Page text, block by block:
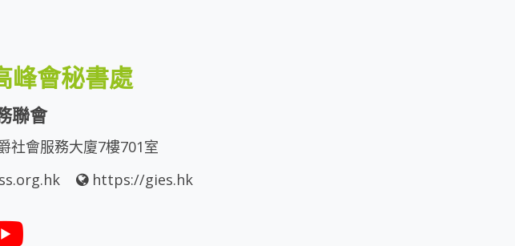
峰會秘書處
聯會
社會服務大廈7樓701室
https://gies.hk